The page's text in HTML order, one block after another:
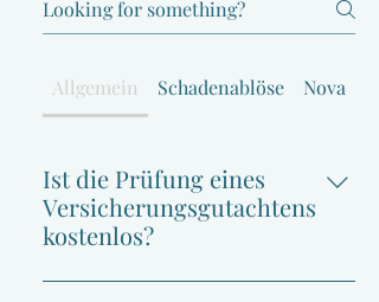
Allgemein Schadenablöse Nova
Ist die Prüfung eines
Versicherungsgutachtens
kostenlos?
Ja, die Prüfung Ihres